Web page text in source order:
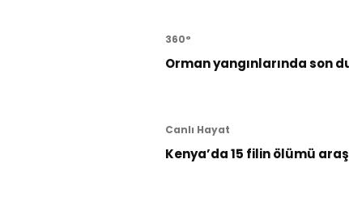
360°
Orman yangınlarında son
Canlı Hayat
Kenya’da 15 filin ölümü